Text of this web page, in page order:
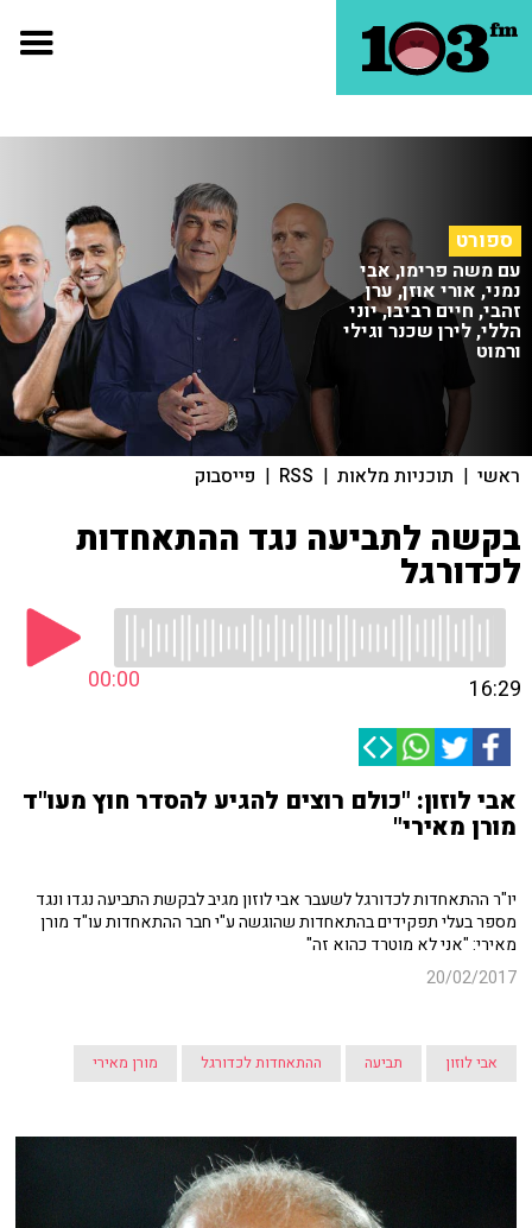
ספורט
עם משה פרימו, אבי
נמני, אורי אוזן, ערן
זהבי, חיים רביבו, יוני
הללי, לירן שכנר וגילי
ורמוט
ראשי | תוכניות מלאות |
RSS
| פייסבוק
בקשה לתביעה נגד ההתאחדות
לכדורגל
00:00 16:29
אבי לוזון: "כולם רוצים להגיע להסדר חוץ מעו"ד
מורן מאירי"
יו"ר ההתאחדות לכדורגל לשעבר אבי לוזון מגיב לבקשת התביעה נגדו ונגד
מספר בעלי תפקידים בהתאחדות שהוגשה ע"י חבר ההתאחדות עו"ד מורן
מאירי: "אני לא מוטרד כהוא זה"
20/02/2017
אבי לוזון תביעה ההתאחדות לכדורגל מורן מאירי